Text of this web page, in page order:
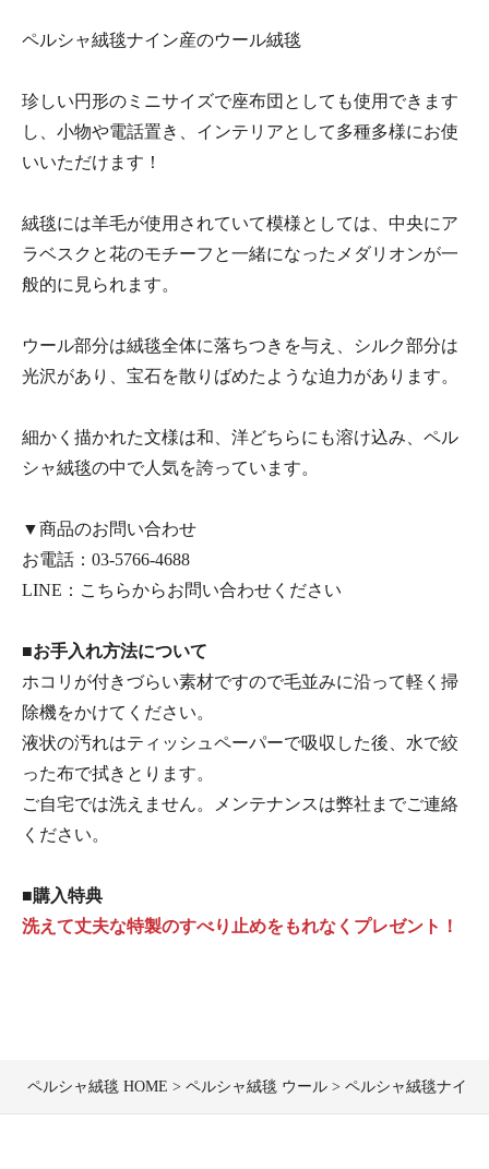
ペルシャ絨毯ナイン産のウール絨毯
珍しい円形のミニサイズで座布団としても使用できます
し、小物や電話置き、インテリアとして多種多様にお使
いいただけます！
絨毯には羊毛が使用されていて模様としては、中央にア
ラベスクと花のモチーフと一緒になったメダリオンが一
般的に見られます。
ウール部分は絨毯全体に落ちつきを与え、シルク部分は
光沢があり、宝石を散りばめたような迫力があります。
細かく描かれた文様は和、洋どちらにも溶け込み、ペル
シャ絨毯の中で人気を誇っています。
▼商品のお問い合わせ
お電話： 03-5766-4688
LINE： こちらからお問い合わせください
■お手入れ方法について
ホコリが付きづらい素材ですので毛並みに沿って軽く掃
除機をかけてください。
液状の汚れはティッシュペーパーで吸収した後、水で絞
った布で拭きとります。
ご自宅では洗えません。メンテナンスは弊社までご連絡
ください。
■購入特典
洗えて丈夫な特製のすべり止めをもれなくプレゼント！
ペルシャ絨毯 HOME ペルシャ絨毯 ウール ペルシャ絨毯ナイン